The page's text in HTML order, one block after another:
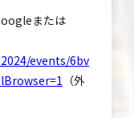
または
events/6bv
（外